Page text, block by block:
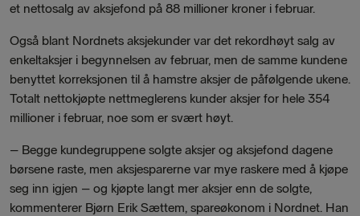
et nettosalg av aksjefond på 88 millioner kroner i februar.
Også blant Nordnets aksjekunder var det rekordhøyt salg av
enkeltaksjer i begynnelsen av februar, men de samme kundene
benyttet korreksjonen til å hamstre aksjer de påfølgende ukene.
Totalt nettokjøpte nettmeglerens kunder aksjer for hele 354
millioner i februar, noe som er svært høyt.
– Begge kundegruppene solgte aksjer og aksjefond dagene
børsene raste, men aksjesparerne var mye raskere med å kjøpe
seg inn igjen – og kjøpte langt mer aksjer enn de solgte,
kommenterer Bjørn Erik Sættem, spareøkonom i Nordnet. Han